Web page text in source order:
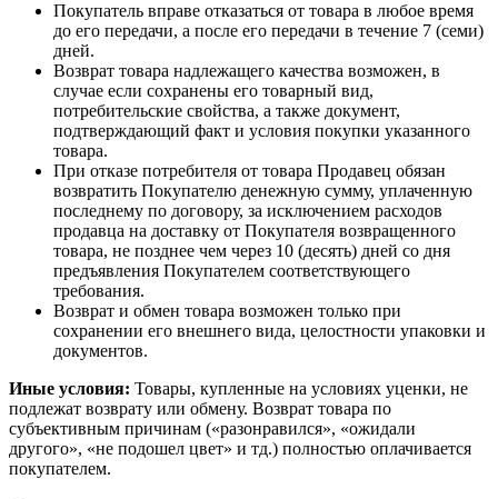
Покупатель вправе отказаться от товара в любое время
до его передачи, а после его передачи в течение 7 (семи)
дней.
Возврат товара надлежащего качества возможен, в
случае если сохранены его товарный вид,
потребительские свойства, а также документ,
подтверждающий факт и условия покупки указанного
товара.
При отказе потребителя от товара Продавец обязан
возвратить Покупателю денежную сумму, уплаченную
последнему по договору, за исключением расходов
продавца на доставку от Покупателя возвращенного
товара, не позднее чем через 10 (десять) дней со дня
предъявления Покупателем соответствующего
требования.
Возврат и обмен товара возможен только при
сохранении его внешнего вида, целостности упаковки и
документов.
Иные условия: Товары, купленные на условиях уценки, не
подлежат возврату или обмену. Возврат товара по
субъективным причинам («разонравился», «ожидали
другого», «не подошел цвет» и тд.) полностью оплачивается
покупателем.